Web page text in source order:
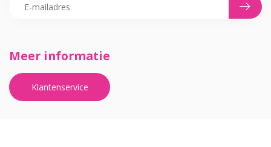
Meer informatie
Klantenservice